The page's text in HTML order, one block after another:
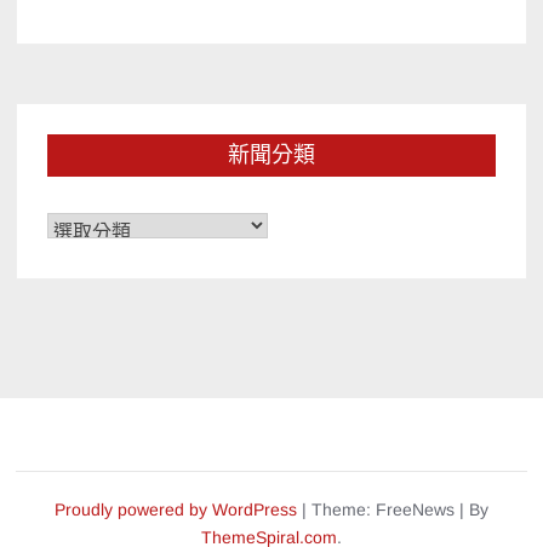
新聞分類
新
Proudly powered by WordPress | Theme: FreeNews | By
ThemeSpiral.com.